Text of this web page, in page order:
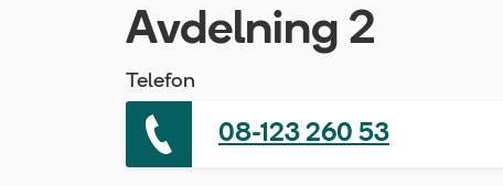
Avdelning 2
Telefon
08-123 260 53